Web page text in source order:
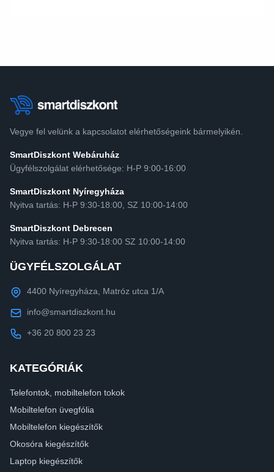
Vegye fel velünk a kapcsolatot elérhetőségeink bármelyikén.
SmartDiszkont Webáruház
Ügyfélszolgálat elérhetősége: H-P 9:00-16:00
SmartDiszkont Nyíregyháza
Nyitva tartás: H-P 9:30-18:00, SZ 10:00-14:00
SmartDiszkont Debrecen
Nyitva tartás: H-P 9:30-18:00 SZ 10:00-14:00
ÜGYFÉLSZOLGÁLAT
4400 Nyíregyháza, Matróz utca 1/A
info@smartdiszkont.hu
+36 20 800 23 23
KATEGÓRIÁK
Telefontok, mobiltelefon tokok
Mobiltelefon üvegfólia
Mobiltelefon kiegészítők
Okosóra kiegészítők
Laptop kiegészítők